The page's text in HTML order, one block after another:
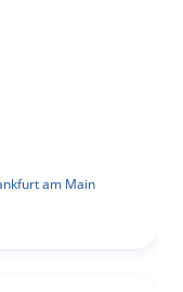
am Main